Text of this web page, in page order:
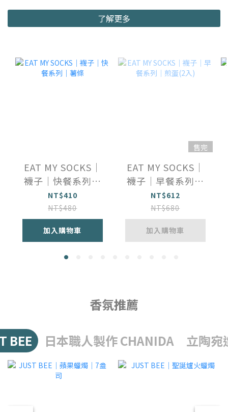
了解更多
EAT MY SOCKS｜
襪子｜快餐系列｜
薯條
NT$410
NT$480
加入購物車
售完
EAT MY SOCKS｜
襪子｜早餐系列｜
煎蛋(2入)
NT$612
NT$680
加入購物車
香氛推薦
BEE 日本職人製作 CHANIDA 立陶宛